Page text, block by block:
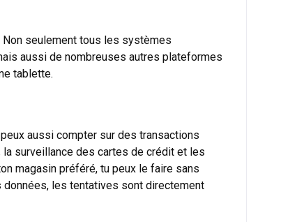
seulement tous les systèmes
aussi de nombreuses autres plateformes
tablette.
aussi compter sur des transactions
surveillance des cartes de crédit et les
magasin préféré, tu peux le faire sans
les tentatives sont directement